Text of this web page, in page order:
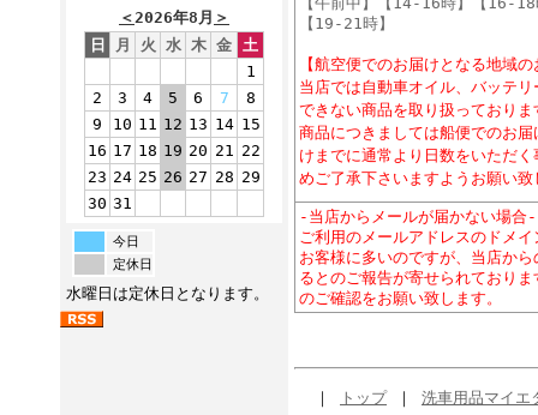
＜2026年8月 ＞
日
月 火 水 木 金 土
1
2
3 4 5 6 7
8
9
10 11 12 13 14 15
16 17 18 19 20 21 22
23 24 25 26 27 28 29
30 31
今日
定休日
水曜日は定休日となります。
【19-21時】
【航空便でのお届けとなる地域
当店では自動車オイル、バッテ
できない商品を取り扱っており
商品につきましては船便でのお
けまでに通常より日数をいただ
めご了承下さいますようお願い致
-当店からメールが届かない場合-
ご利用のメールアドレスのド
お客様に多いのですが、当店か
るとのご報告が寄せられており
のご確認をお願い致します。
｜ トップ｜ 洗車用品マイエ